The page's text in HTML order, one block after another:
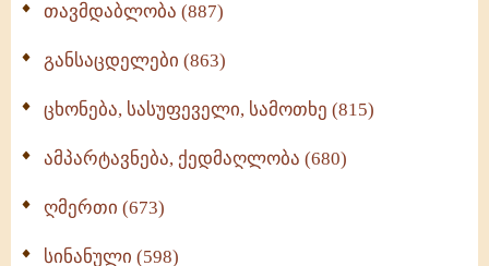
თავმდაბლობა (887)
განსაცდელები (863)
ცხონება, სასუფეველი, სამოთხე (815)
ამპარტავნება, ქედმაღლობა (680)
ღმერთი (673)
სინანული (598)